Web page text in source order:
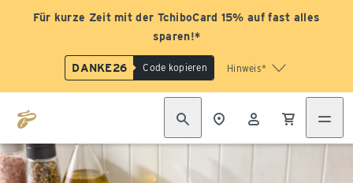
Für kurze Zeit mit der TchiboCard 15% auf fast alles
sparen!*
DANKE26 Code kopieren Hinweis*